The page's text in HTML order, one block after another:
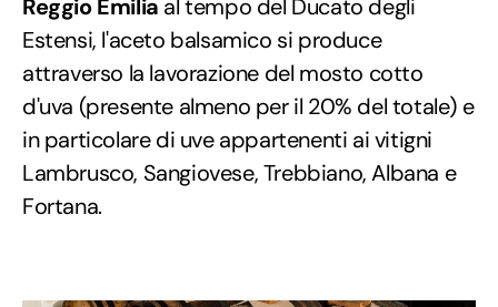
Reggio Emilia al tempo del Ducato degli
Estensi, l'aceto balsamico si produce
attraverso la lavorazione del mosto cotto
d'uva (presente almeno per il 20% del totale) e
in particolare di uve appartenenti ai vitigni
Lambrusco, Sangiovese, Trebbiano, Albana e
Fortana.